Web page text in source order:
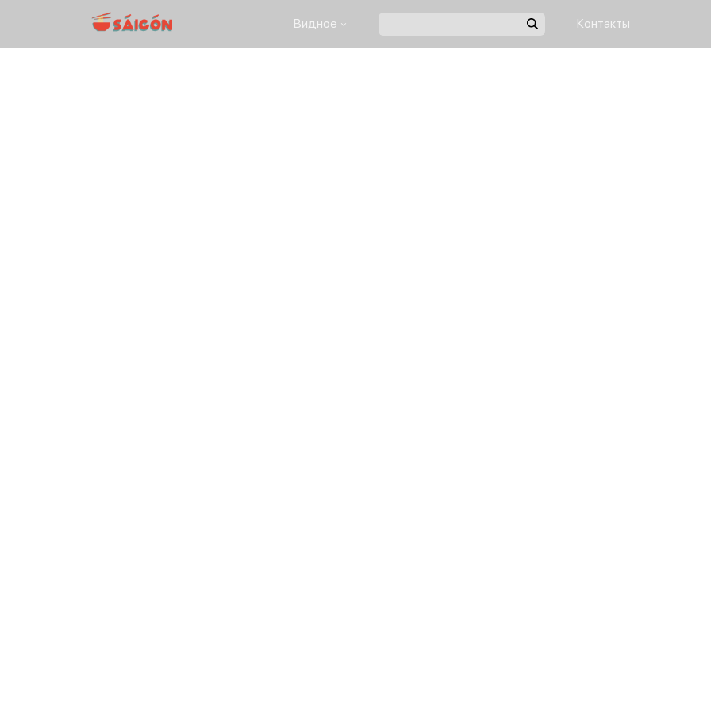
Видное Контакты